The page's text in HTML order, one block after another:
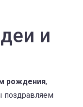
и
рождения,
поздравляем